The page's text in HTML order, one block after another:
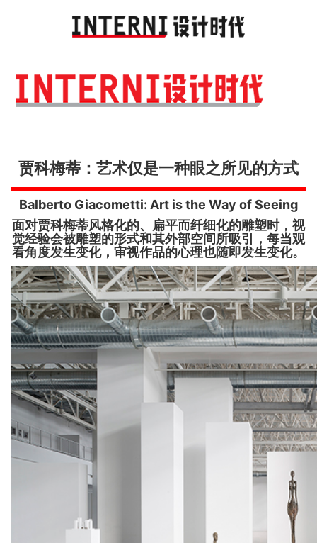
贾科梅蒂：艺术仅是一种眼之所见的方式
Balberto Giacometti: Art is the Way of Seeing
面对贾科梅蒂风格化的、扁平而纤细化的雕塑时，视
觉经验会被雕塑的形式和其外部空间所吸引，每当观
看角度发生变化，审视作品的心理也随即发生变化。